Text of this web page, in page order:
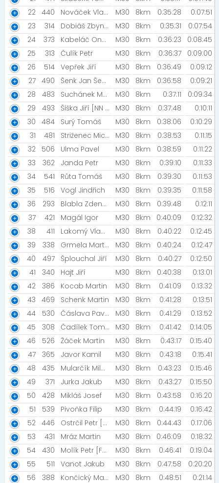
22 440 Nováček Vladimír [SC Pivní pupci] M30 8km 0:35:28
0:07:51
23
314 Dobiáš Zbyněk M30 8km 0:35:31
0:07:54
24
373 Kabeláč Ondřej M30 8km 0:36:23
0:08:45
25
313 Čulík Petr M30 8km 0:36:37
0:09:00
26
514 Vepřek Jiří M30 8km 0:36:49
0:09:12
27 490 Šenk Jan Šenk [UniSport Uničov] M30 8km 0:36:58
0:09:21
28
483 Suchánek Marek M30 8km 0:37:11
0:09:34
29
493 Šiška Jiří [NN Night Run Team] M30 8km 0:37:48
0:10:11
30
484 Surý Tomáš M30 8km 0:38:06
0:10:29
31
481 Striženec Michal M30 8km 0:38:53
0:11:15
32
506 Ulma Pavel M30 8km 0:38:59
0:11:22
33
362 Janda Petr M30 8km 0:39:10
0:11:33
34
541 Růta Tomáš M30 8km 0:39:30
0:11:53
35
516 Vogl Jindřich M30 8km 0:39:35
0:11:58
36
293 Blabla Zdeněk M30 8km 0:39:48
0:12:11
37
421 Magál Igor M30 8km 0:40:09
0:12:32
38
411 Lakomý Vladimír M30 8km 0:40:22
0:12:45
39
338 Grmela Martin M30 8km 0:40:24
0:12:47
40
497 Šplouchal Jiří M30 8km 0:40:27
0:12:50
41
340 Hajt Jiří M30 8km 0:40:38
0:13:01
42
386 Kocab Martin M30 8km 0:41:09
0:13:32
43
469 Schenk Martin M30 8km 0:41:28
0:13:51
44
530 Čáslava Pavel M30 8km 0:41:29
0:13:52
45
308 Čadílek Tomáš [1. FC ČERNOVÍR ] M30 8km 0:41:42
0:14:05
46
526 Žáček Martin M30 8km 0:43:17
0:15:40
47
365 Javor Kamil M30 8km 0:43:18
0:15:41
48
435 Mularčík Milan [SDH Třeština] M30 8km 0:43:23
0:15:46
49
371 Jurka Jakub M30 8km 0:43:27
0:15:50
50
428 Mikláš Josef M30 8km 0:43:58
0:16:20
51
539 Pivoňka Filip M30 8km 0:44:19
0:16:42
52 446 Ostrčil Petr [Dlouhonožka] M30 8km 0:44:43
0:17:06
53
431 Mráz Martin M30 8km 0:46:09
0:18:32
54
430 Molík Petr [Forever young] M30 8km 0:46:41
0:19:04
55
511 Vanot Jakub M30 8km 0:47:58
0:20:20
56
388 Končický Martin M30 8km 0:48:51
0:21:14